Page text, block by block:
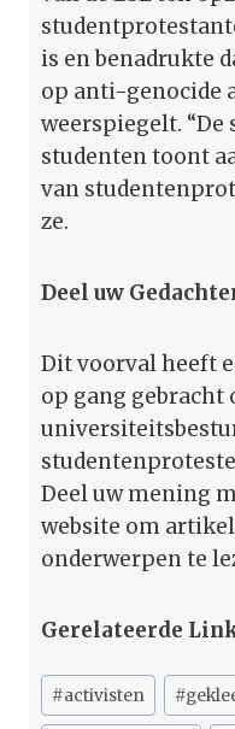
is en benadrukte
op anti-genocide
weerspiegelt. “De
studenten toont
van
ze.
Deel uw
Dit voorval heeft
op gang gebracht
Deel uw mening
website om
onderwerpen te
Gerelateerde
Bericht
tags:
#activisten #